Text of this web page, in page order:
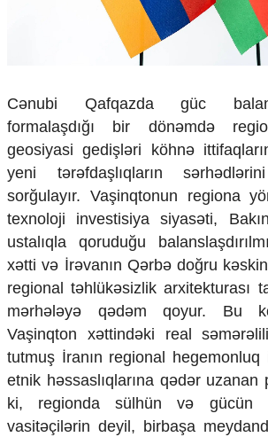
Foto
Video
İnfoqrafika
Podcast
Humanitar
Elm və təhsil
Mədəniyyət
Diaspor
Yüksəliş hekayəsi
Mədəniyyətimizin Zəfəri
Zəfər Diasporu
Səhiyyə
Ailə və uşaq
Turizm
İqtisadiyyat
Cənubi Qafqazda güc
formalaşdığı bir dönəmdə
geosiyasi gedişləri köhnə
yeni tərəfdaşlıqların
sorğulayır. Vaşinqtonun regiona
texnoloji investisiya siyasəti,
ustalıqla qoruduğu
xətti və İrəvanın Qərbə doğru
regional təhlükəsizlik arxitekturası
mərhələyə qədəm qoyur. Bu
Vaşinqton xəttindəki real
tutmuş İranın regional hegemonluq
etnik həssaslıqlarına qədər uzanan
ki, regionda sülhün və gücün
vasitəçilərin deyil, birbaşa